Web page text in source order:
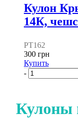
Кулон
14К,
PT162
300 грн
Купить
-
Кулоны